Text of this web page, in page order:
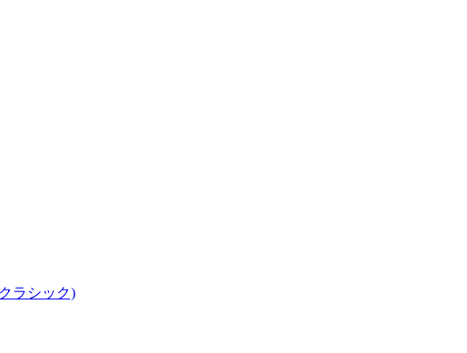
ラシック)